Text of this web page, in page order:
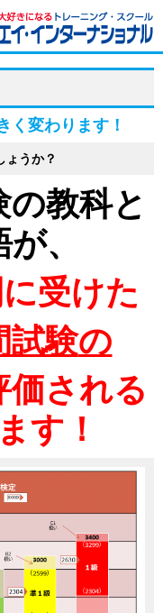
く変わります！
ょうか？
教科と
が、
受けた
試験の
される
す！